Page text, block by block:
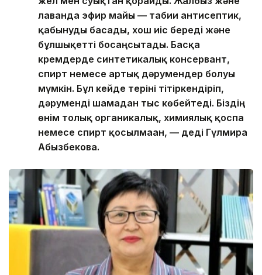
лаванда эфир майы — табиғи антисептик,
қабынуды басады, хош иіс береді және
бұлшықетті босаңсытады. Басқа
кремдерде синтетикалық консервант,
спирт немесе артық дәрумендер болуы
мүмкін. Бұл кейде теріні тітіркендіріп,
дәруменді шамадан тыс көбейтеді. Біздің
өнім толық органикалық, химиялық қоспа
немесе спирт қосылмаған, — деді Гүлмира
Абызбекова.